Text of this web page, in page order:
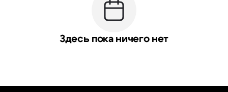
Здесь пока ничего нет